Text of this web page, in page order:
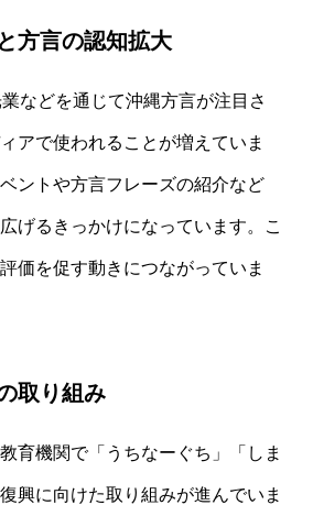
方言の認知拡大
などを通じて沖縄方言が注目さ
アで使われることが増えていま
ントや方言フレーズの紹介など
げるきっかけになっています。こ
価を促す動きにつながっていま
取り組み
育機関で「うちなーぐち」「しま
興に向けた取り組みが進んでいま